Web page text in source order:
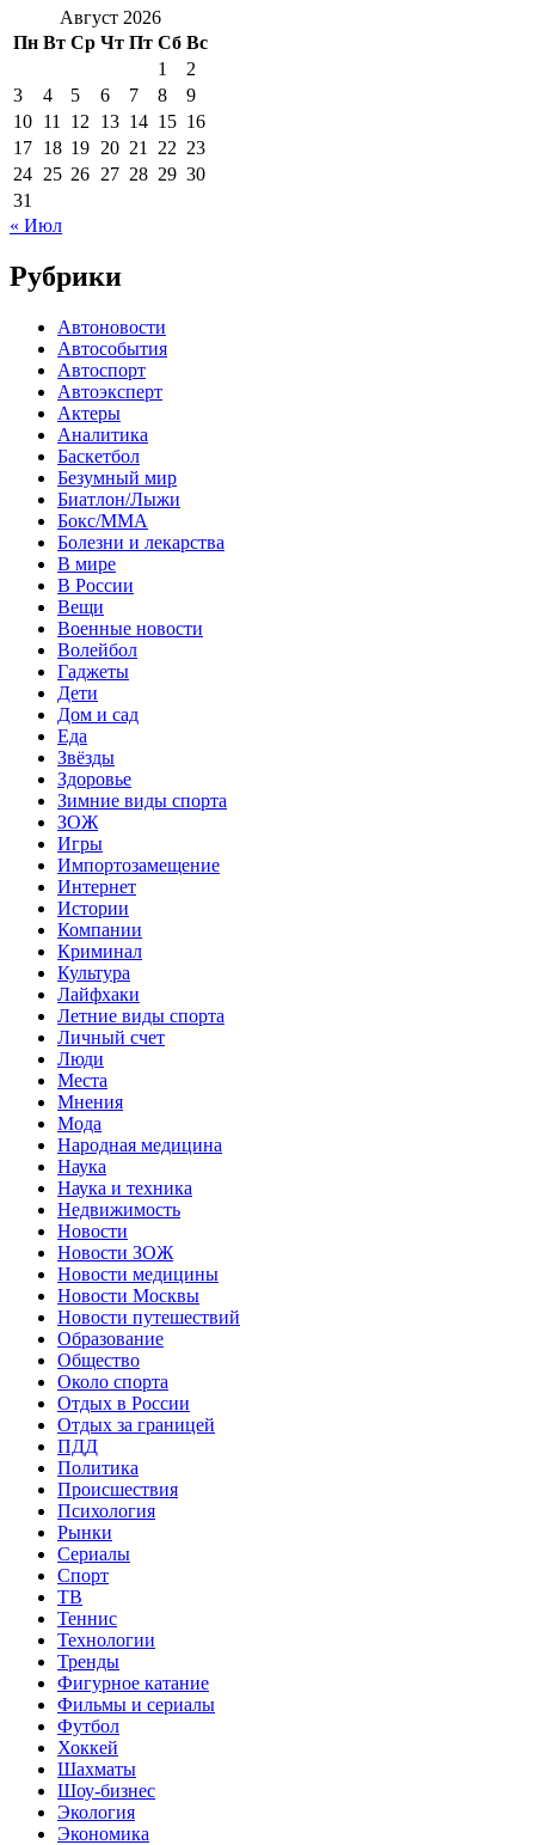
Август 2026
Пн Вт Ср Чт Пт Сб Вс
1
2
3
4 5 6 7 8
9
10 11 12 13 14 15 16
17 18 19 20 21 22 23
24 25 26 27 28 29 30
31
« Июл
Рубрики
Автоновости
Автособытия
Автоспорт
Автоэксперт
Актеры
Аналитика
Баскетбол
Безумный мир
Биатлон/Лыжи
Бокс/MMA
Болезни и лекарства
В мире
В России
Вещи
Военные новости
Волейбол
Гаджеты
Дети
Дом и сад
Еда
Звёзды
Здоровье
Зимние виды спорта
ЗОЖ
Игры
Импортозамещение
Интернет
Истории
Компании
Криминал
Культура
Лайфхаки
Летние виды спорта
Личный счет
Люди
Места
Мнения
Мода
Народная медицина
Наука
Наука и техника
Недвижимость
Новости
Новости ЗОЖ
Новости медицины
Новости Москвы
Новости путешествий
Образование
Общество
Около спорта
Отдых в России
Отдых за границей
ПДД
Политика
Происшествия
Психология
Рынки
Сериалы
Спорт
ТВ
Теннис
Технологии
Тренды
Фигурное катание
Фильмы и сериалы
Футбол
Хоккей
Шахматы
Шоу-бизнес
Экология
Экономика